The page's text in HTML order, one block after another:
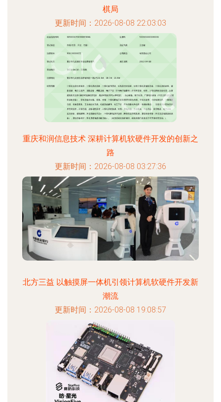
棋局
更新时间：2026-08-08 22:03:03
重庆和润信息技术 深耕计算机软硬件开发的创新之
路
更新时间：2026-08-08 03:27:36
北方三益 以触摸屏一体机引领计算机软硬件开发新
潮流
更新时间：2026-08-08 19:08:57